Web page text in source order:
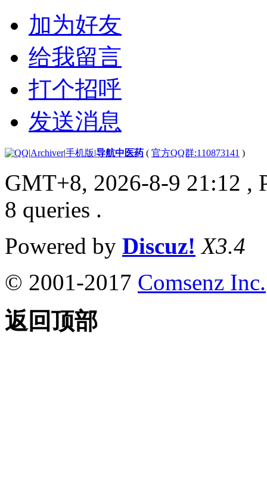
加为好友
给我留言
打个招呼
发送消息
|Archiver|手机版|导航中医药 ( 官方QQ群:110873141 )
GMT+8, 2026-8-9 21:12 ,
8 queries .
Powered by Discuz! X3.4
© 2001-2017 Comsenz Inc.
返回顶部